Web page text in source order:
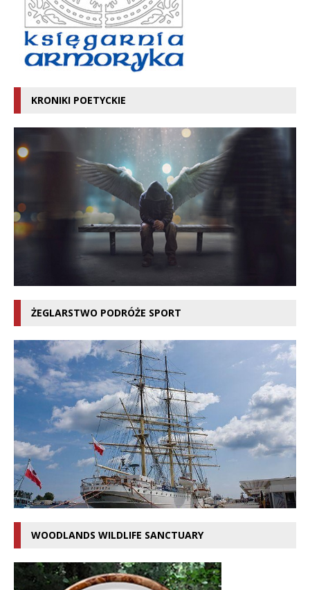
KRONIKI POETYCKIE
ŻEGLARSTWO PODRÓŻE SPORT
WOODLANDS WILDLIFE SANCTUARY